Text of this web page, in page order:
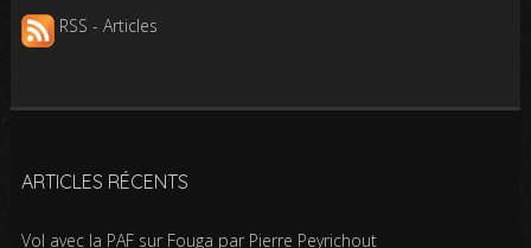
RSS - Articles
ARTICLES RÉCENTS
Vol avec la PAF sur Fouga par Pierre Peyrichout